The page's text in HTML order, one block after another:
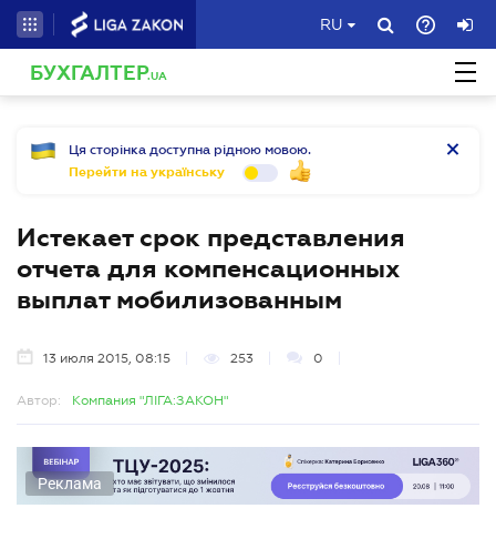
RU
БУХГАЛТЕР.UA
Ця сторінка доступна рідною мовою.
Перейти на українську
Истекает срок представления
отчета для компенсационных
выплат мобилизованным
13 июля 2015, 08:15 253 0
Автор: Компания "ЛІГА:ЗАКОН"
Реклама